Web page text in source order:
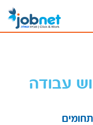
עבודה